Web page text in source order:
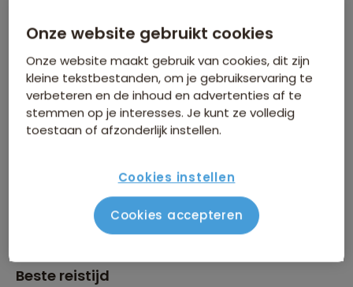
Inbegrepen in de reissom
Beste reistijd
Onze website gebruikt cookies
Onze website maakt gebruik van cookies, dit zijn
kleine tekstbestanden, om je gebruikservaring te
verbeteren en de inhoud en advertenties af te
stemmen op je interesses. Je kunt ze volledig
toestaan of afzonderlijk instellen.
Cookies instellen
Cookies accepteren